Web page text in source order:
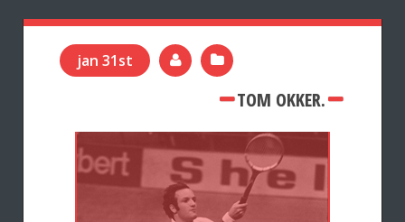
jan 31st
TOM OKKER.